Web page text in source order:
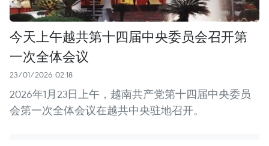
今天上午越共第十四届中央委员会召开第
一次全体会议
23/01/2026 02:18
2026年1月23日上午，越南共产党第十四届中央委员
会第一次全体会议在越共中央驻地召开。